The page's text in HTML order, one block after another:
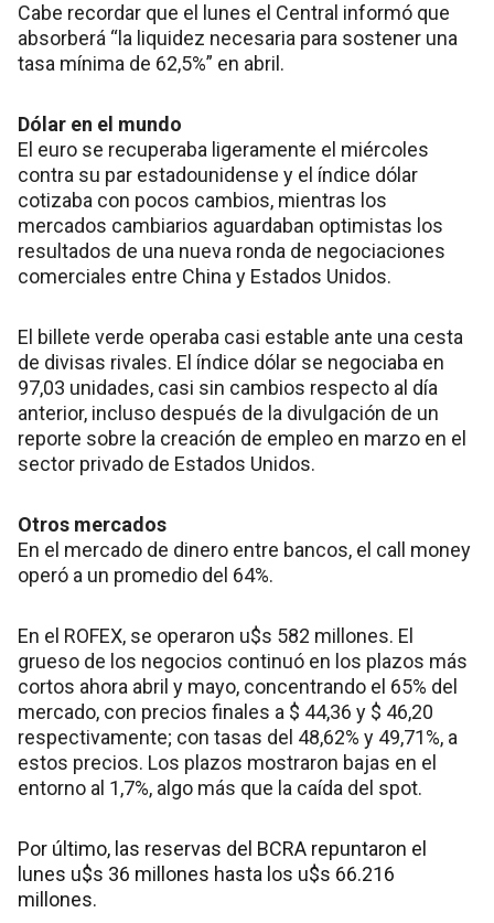
Cabe recordar que el lunes el Central informó que
absorberá “la liquidez necesaria para sostener una
tasa mínima de 62,5%” en abril.
Dólar en el mundo
El euro se recuperaba ligeramente el miércoles
contra su par estadounidense y el índice dólar
cotizaba con pocos cambios, mientras los
mercados cambiarios aguardaban optimistas los
resultados de una nueva ronda de negociaciones
comerciales entre China y Estados Unidos.
El billete verde operaba casi estable ante una cesta
de divisas rivales. El índice dólar se negociaba en
97,03 unidades, casi sin cambios respecto al día
anterior, incluso después de la divulgación de un
reporte sobre la creación de empleo en marzo en el
sector privado de Estados Unidos.
Otros mercados
En el mercado de dinero entre bancos, el call money
operó a un promedio del 64%.
En el ROFEX, se operaron u$s 582 millones. El
grueso de los negocios continuó en los plazos más
cortos ahora abril y mayo, concentrando el 65% del
mercado, con precios finales a $ 44,36 y $ 46,20
respectivamente; con tasas del 48,62% y 49,71%, a
estos precios. Los plazos mostraron bajas en el
entorno al 1,7%, algo más que la caída del spot.
Por último, las reservas del BCRA repuntaron el
lunes u$s 36 millones hasta los u$s 66.216
millones.